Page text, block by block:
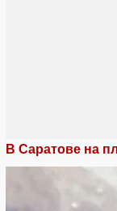
В Саратове на